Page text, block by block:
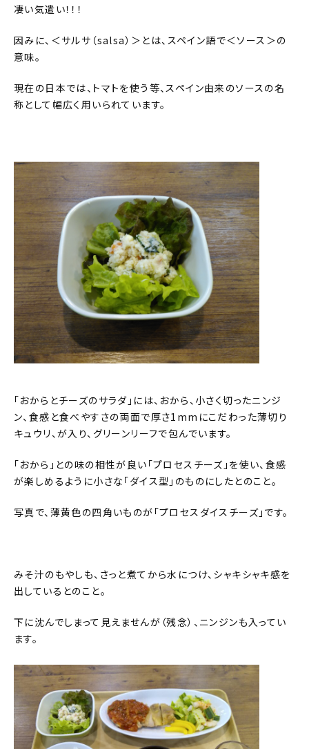
凄い気遣い！！！
因みに、＜サルサ（salsa）＞とは、スペイン語で＜ソース＞の
意味。
現在の日本では、トマトを使う等、スペイン由来のソースの名
称として幅広く用いられています。
「おからとチーズのサラダ」には、おから、小さく切ったニンジ
ン、食感と食べやすさの両面で厚さ1mmにこだわった薄切り
キュウリ、が入り、グリーンリーフで包んでいます。
「おから」との味の相性が良い「プロセスチーズ」を使い、食感
が楽しめるように小さな「ダイス型」のものにしたとのこと。
写真で、薄黄色の四角いものが「プロセスダイスチーズ」です。
みそ汁のもやしも、さっと煮てから水につけ、シャキシャキ感を
出しているとのこと。
下に沈んでしまって見えませんが（残念）、ニンジンも入ってい
ます。